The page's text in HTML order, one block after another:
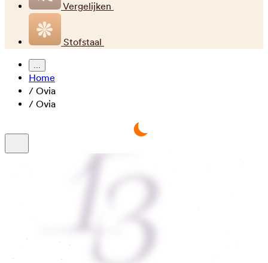
Vergelijken
Stofstaal
...
Home
/ Ovia
/ Ovia